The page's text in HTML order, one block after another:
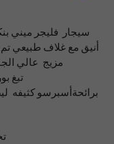
سيجار فليجر ميني
أنيق مع غلاف طبيعي تم
مزيج عالي
تبغ
برائحةأسبرسو كثيفه